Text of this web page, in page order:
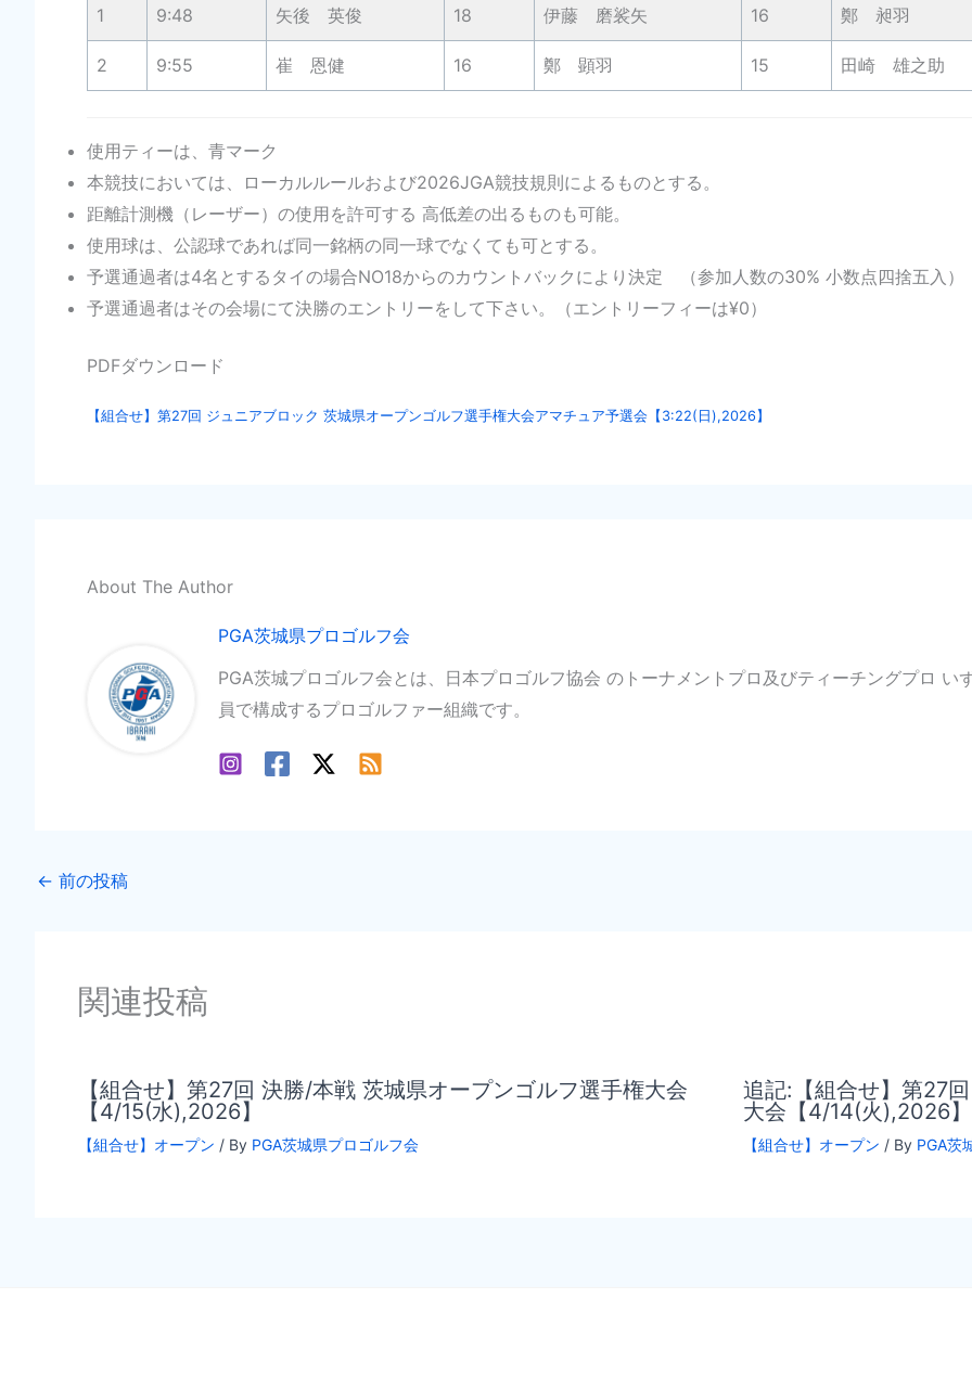
1 9:48 矢後 英俊 18 伊藤 磨裟矢 16 鄭 昶羽
2 9:55 崔 恩健 16 鄭 顕羽 15 田崎 雄之助
使用ティーは、青マーク
本競技においては、ローカルルールおよび2026JGA競技規則によるものとする。
距離計測機（レーザー）の使用を許可する 高低差の出るものも可能。
使用球は、公認球であれば同一銘柄の同一球でなくても可とする。
予選通過者は4名とするタイの場合NO18からのカウントバックにより決定 （参加人数の30% 小数点四捨五入）
予選通過者はその会場にて決勝のエントリーをして下さい。（エントリーフィーは¥0）
PDFダウンロード
【組合せ】第27回 ジュニアブロック 茨城県オープンゴルフ選手権大会アマチュア予選会【3:22(日),2026】
About The Author
PGA茨城県プロゴルフ会
PGA茨城プロゴルフ会とは、日本プロゴルフ協会 のトーナメントプロ及びティーチングプロ い
員で構成するプロゴルファー組織です。
← 前の投稿
関連投稿
【組合せ】第27回 決勝/本戦 茨城県オープンゴルフ選手権大会
【4/15(水),2026】
【組合せ】オープン / By PGA茨城県プロゴルフ会
追記:【組合せ】第27
大会【4/14(火),2026】
【組合せ】オープン / By PGA茨